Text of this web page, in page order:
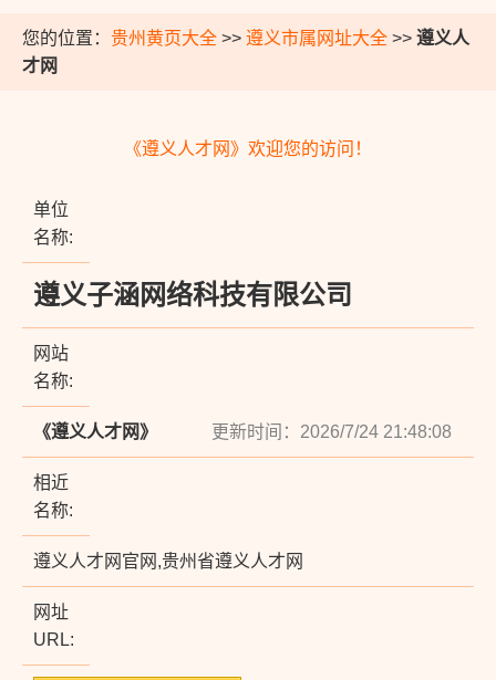
您的位置： 贵州黄页大全 >> 遵义市属网址大全 >> 遵义人
才网
《遵义人才网》欢迎您的访问！
单位
名称:
遵义子涵网络科技有限公司
网站
名称:
《遵义人才网》 更新时间：2026/7/24 21:48:08
相近
名称:
遵义人才网官网,贵州省遵义人才网
网址
URL: